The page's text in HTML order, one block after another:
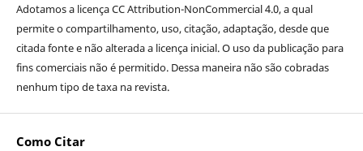
Adotamos a licença CC Attribution-NonCommercial 4.0, a qual
permite o compartilhamento, uso, citação, adaptação, desde que
citada fonte e não alterada a licença inicial. O uso da publicação para
fins comerciais não é permitido. Dessa maneira não são cobradas
nenhum tipo de taxa na revista.
Como Citar